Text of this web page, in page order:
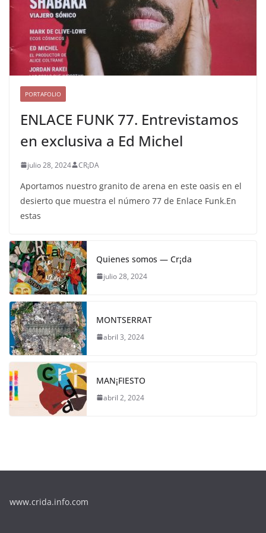
PORTAFOLIO
ENLACE FUNK 77. Entrevistamos
en exclusiva a Ed Michel
julio 28, 2024 CR¡DA
Aportamos nuestro granito de arena en este oasis en el
desierto que muestra el número 77 de Enlace Funk.En
estas
Quienes somos — Cr¡da
julio 28, 2024
MONTSERRAT
abril 3, 2024
MAN¡FIESTO
abril 2, 2024
www.crida.info.com